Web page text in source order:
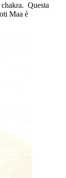
Questa
Maa è